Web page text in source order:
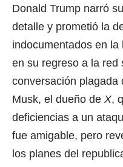
Donald Trump narró
detalle y prometió la
indocumentados en
en su regreso a la red
conversación plagada
Musk, el dueño de X,
deficiencias a un
fue amigable, pero
los planes del